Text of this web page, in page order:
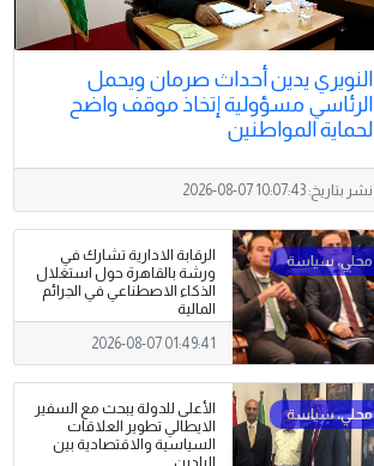
النويري يدين أحداث صرمان ويحمل
الرئاسي مسؤولية إتخاذ موقف واضح
لحماية المواطنين
نشر بتاريخ:2026-08-07 10:07:43
الرقابة الادارية تشارك في
ورشة بالقاهرة حول استغلال
الذكاء الاصطناعي في الجرائم
المالية
2026-08-07 01:49:41
الأعلى للدولة يبحث مع السفير
الايطالي تطوير العلاقات
السياسية والاقتصادية بين